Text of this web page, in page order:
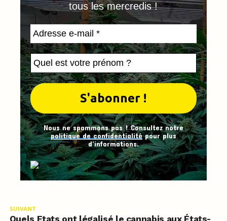
tous les mercredis !
Nous ne spammons pas ! Consultez notre
politique de confidentialitépour plus
d’informations.
SUIVANT